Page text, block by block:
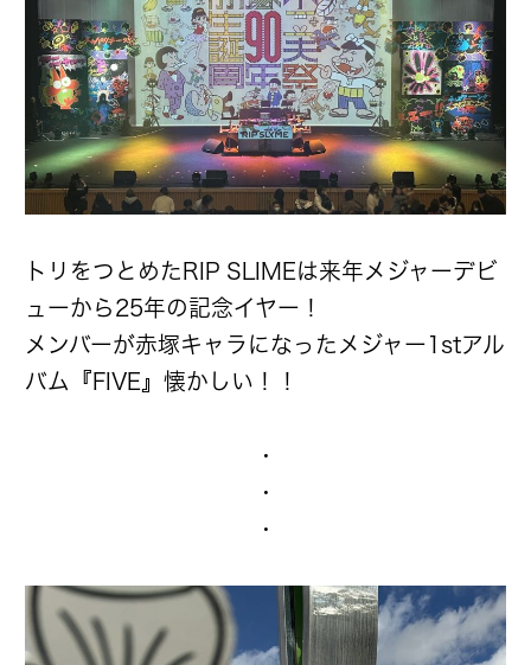
トリをつとめたRIP SLIMEは来年メジャーデビ
ューから25年の記念イヤー！
メンバーが赤塚キャラになったメジャー1stアル
バム『FIVE』懐かしい！！
・
・
・